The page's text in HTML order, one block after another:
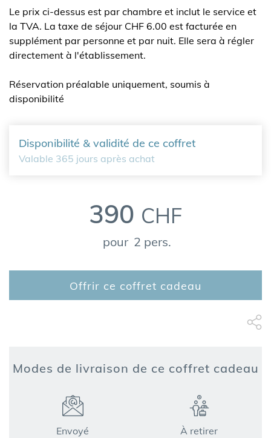
Le prix ci-dessus est par chambre et inclut le service et
la TVA. La taxe de séjour CHF 6.00 est facturée en
supplément par personne et par nuit. Elle sera à régler
directement à l'établissement.
Réservation préalable uniquement, soumis à
disponibilité
Disponibilité & validité de ce coffret
Valable 365 jours après achat
390 CHF
pour 2 pers.
Offrir ce coffret cadeau
Modes de livraison de ce coffret cadeau
Envoyé
À retirer